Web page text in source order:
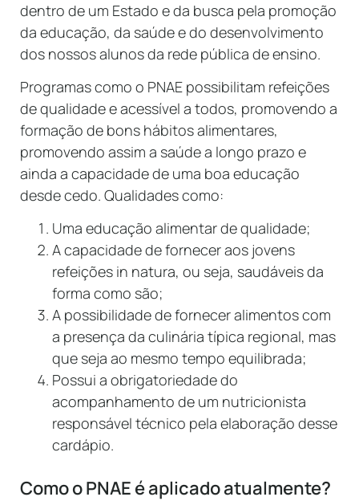
dentro de um Estado e da busca pela promoção
da educação, da saúde e do desenvolvimento
dos nossos alunos da rede pública de ensino.
Programas como o PNAE possibilitam refeições
de qualidade e acessível a todos, promovendo a
formação de bons hábitos alimentares,
promovendo assim a saúde a longo prazo e
ainda a capacidade de uma boa educação
desde cedo. Qualidades como:
Uma educação alimentar de qualidade;
A capacidade de fornecer aos jovens
refeições in natura, ou seja, saudáveis da
forma como são;
A possibilidade de fornecer alimentos com
a presença da culinária típica regional, mas
que seja ao mesmo tempo equilibrada;
Possui a obrigatoriedade do
acompanhamento de um nutricionista
responsável técnico pela elaboração desse
cardápio.
Como o PNAE é aplicado atualmente?